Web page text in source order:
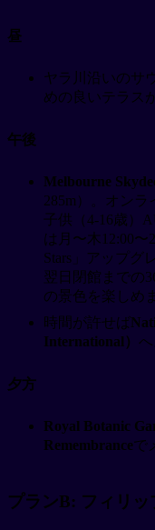
昼
ヤラ川沿いのサ
めの良いテラス
午後
Melbourne
285m）。オンラ
子供（4-16歳）
は月〜木12:00〜
Stars」アップグ
翌日閉館までの
の景色を楽しめ
時間が許せば
International） へ
夕方
Royal Botanic
Remembranceで
プランB: フィリ